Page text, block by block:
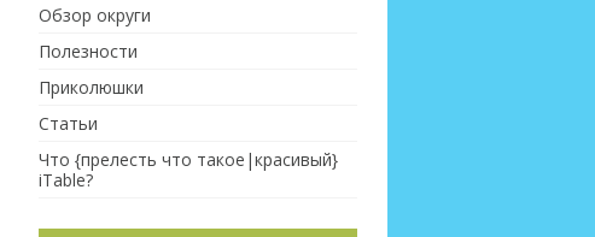
Обзор округи
Полезности
Приколюшки
Статьи
Что {прелесть что такое|красивый}
iTable?